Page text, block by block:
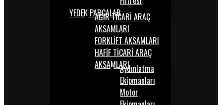
YEDEK PARÇALARAĞIR TİCARİ ARAÇ
AKSAMLARI
FORKLİFT AKSAMLARI
HAFİF TİCARİ ARAÇ
AKSAMLARIAydınlatma
Ekipmanları
Motor